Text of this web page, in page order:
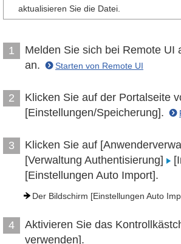
aktualisieren Sie die Datei.
1
Melden Sie sich bei Remote UI
an.
Starten von Remote UI
2
Klicken Sie auf der Portalseite
[Einstellungen/Speicherung].
3
Klicken Sie auf
[Verwaltung Authentisierung]
[Einstellungen Auto Import].
Der Bildschirm [Einstellungen Auto
4
Aktivieren Sie das
verwenden].